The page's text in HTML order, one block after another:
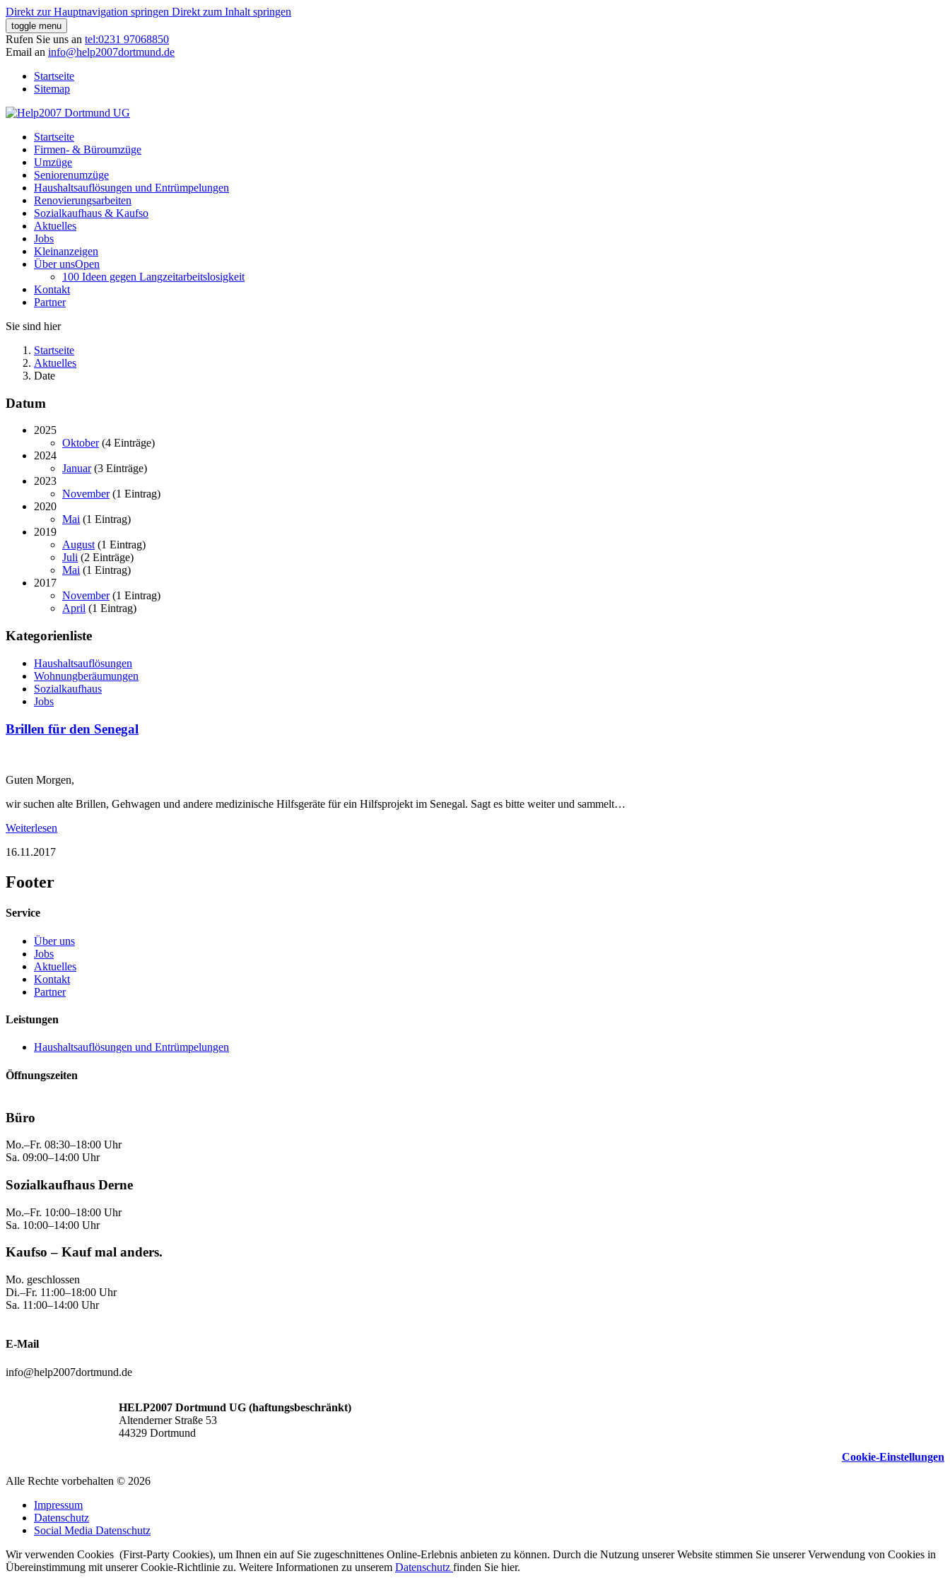
Direkt zur Hauptnavigation springen Direkt zum Inhalt springen
toggle menu
Rufen Sie uns an tel:0231 97068850
Email an info@help2007dortmund.de
Startseite
Sitemap
Startseite
Firmen- & Büroumzüge
Umzüge
Seniorenumzüge
Haushaltsauflösungen und Entrümpelungen
Renovierungsarbeiten
Sozialkaufhaus & Kaufso
Aktuelles
Jobs
Kleinanzeigen
Über unsOpen
100 Ideen gegen Langzeitarbeitslosigkeit
Kontakt
Partner
Sie sind hier
Startseite
Aktuelles
Date
Datum
2025
Oktober(4 Einträge)
2024
Januar(3 Einträge)
2023
November(1 Eintrag)
2020
Mai (1 Eintrag)
2019
August(1 Eintrag)
Juli (2 Einträge)
Mai (1 Eintrag)
2017
November(1 Eintrag)
April (1 Eintrag)
Kategorienliste
Haushaltsauflösungen
Wohnungberäumungen
Sozialkaufhaus
Jobs
Brillen für den Senegal
Guten Morgen,
wir suchen alte Brillen, Gehwagen und andere medizinische Hilfsgeräte für ein Hilfsprojekt im Senegal. Sagt es bitte weiter und sammelt…
Weiterlesen
16.11.2017
Footer
Service
Über uns
Jobs
Aktuelles
Kontakt
Partner
Leistungen
Haushaltsauflösungen und Entrümpelungen
Öffnungszeiten
Büro
Mo.–Fr. 08:30–18:00 Uhr
Sa. 09:00–14:00 Uhr
Sozialkaufhaus Derne
Mo.–Fr. 10:00–18:00 Uhr
Sa. 10:00–14:00 Uhr
Kaufso – Kauf mal anders.
Mo. geschlossen
Di.–Fr. 11:00–18:00 Uhr
Sa. 11:00–14:00 Uhr
E-Mail
info@help2007dortmund.de
HELP2007 Dortmund UG (haftungsbeschränkt)
Altenderner Straße 53
44329 Dortmund
Cookie-Einstellungen
Alle Rechte vorbehalten © 2026
Impressum
Datenschutz
Social Media Datenschutz
Wir verwenden Cookies (First-Party Cookies), um Ihnen ein auf Sie zugeschnittenes Online-Erlebnis anbieten zu können. Durch die Nutzung unserer Website stimmen Sie unserer Verwendung von Cookies in
Übereinstimmung mit unserer Cookie-Richtlinie zu. Weitere Informationen zu unserem Datenschutz finden Sie hier.